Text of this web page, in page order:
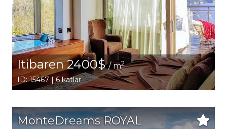
Itibaren 2400$/ m2
ID: 15467 | 6 katlar
MonteDreams ROYAL